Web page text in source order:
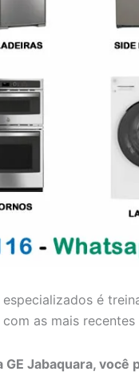
é
as mais
Jabaquara, você